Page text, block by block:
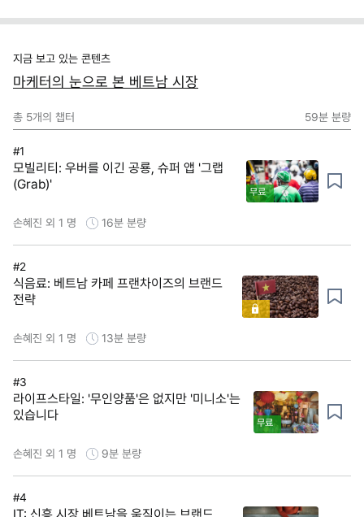
지금 보고 있는 콘텐츠
마케터의 눈으로 본 베트남 시장
총 5개의 챕터 59분 분량
#1
모빌리티: 우버를 이긴 공룡, 슈퍼 앱 '그랩
(Grab)'
무료
손혜진 외 1 명 16분 분량
#2
식음료: 베트남 카페 프랜차이즈의 브랜드
전략
손혜진 외 1 명 13분 분량
#3
라이프스타일: '무인양품'은 없지만 '미니소'는
있습니다
무료
손혜진 외 1 명 9분 분량
#4